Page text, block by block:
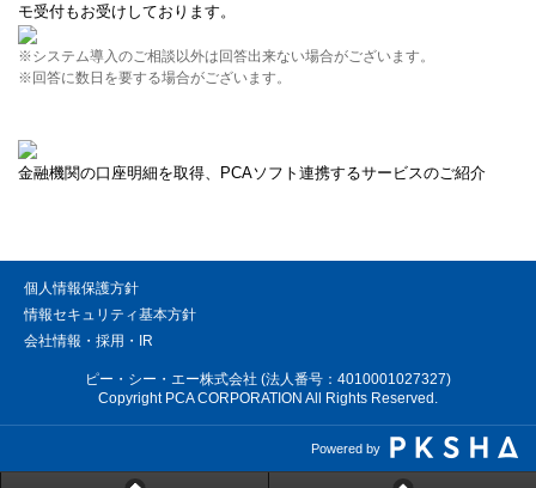
モ受付もお受けしております。
※システム導入のご相談以外は回答出来ない場合がございます。
※回答に数日を要する場合がございます。
金融機関の口座明細を取得、PCAソフト連携するサービスのご紹介
個人情報保護方針
情報セキュリティ基本方針
会社情報・採用・IR
ピー・シー・エー株式会社 (法人番号：4010001027327)
Copyright PCA CORPORATION All Rights Reserved.
Powered by